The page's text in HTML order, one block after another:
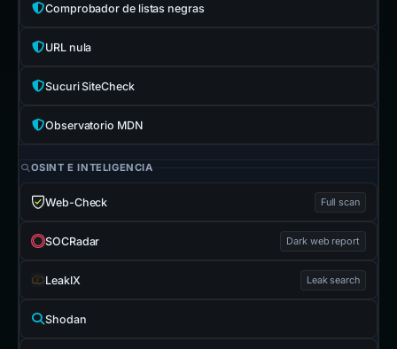
Comprobador de listas negras
URL nula
Sucuri SiteCheck
Observatorio MDN
OSINT E INTELIGENCIA
Web-Check Full scan
SOCRadar Dark web report
LeakIX Leak search
Shodan